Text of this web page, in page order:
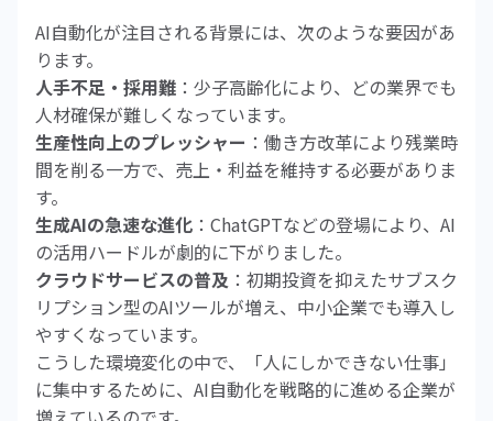
AI自動化が注目される背景には、次のような要因があ
ります。
人手不足・採用難 ：少子高齢化により、どの業界でも
人材確保が難しくなっています。
生産性向上のプレッシャー ：働き方改革により残業時
間を削る一方で、売上・利益を維持する必要がありま
す。
生成AIの急速な進化 ：ChatGPTなどの登場により、AI
の活用ハードルが劇的に下がりました。
クラウドサービスの普及 ：初期投資を抑えたサブスク
リプション型のAIツールが増え、中小企業でも導入し
やすくなっています。
こうした環境変化の中で、「人にしかできない仕事」
に集中するために、AI自動化を戦略的に進める企業が